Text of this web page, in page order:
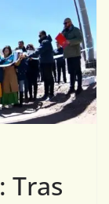
Tras